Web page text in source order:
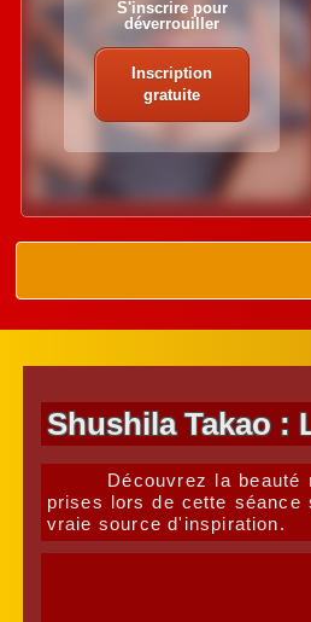
S'inscrire pour
déverrouiller
Inscription
gratuite
Shushila Takao :
Découvrez la beauté
prises lors de cette séance
vraie source d'inspiration.